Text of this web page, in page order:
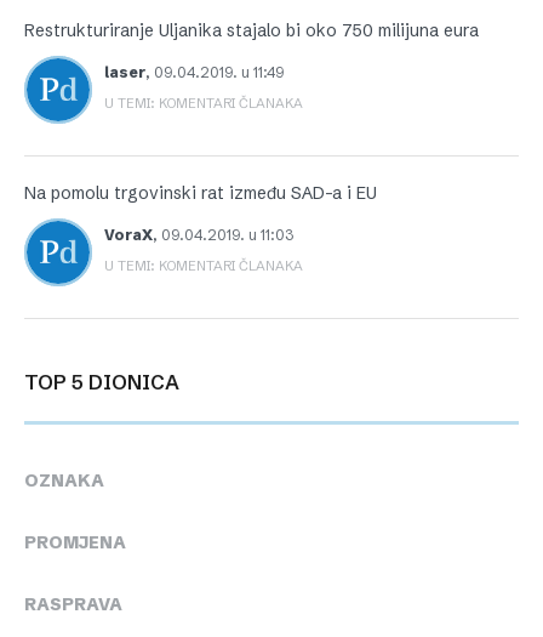
Restrukturiranje Uljanika stajalo bi oko 750 milijuna eura
laser, 09.04.2019. u 11:49
U TEMI: KOMENTARI ČLANAKA
Na pomolu trgovinski rat između SAD-a i EU
VoraX, 09.04.2019. u 11:03
U TEMI: KOMENTARI ČLANAKA
TOP 5 DIONICA
OZNAKA
PROMJENA
RASPRAVA